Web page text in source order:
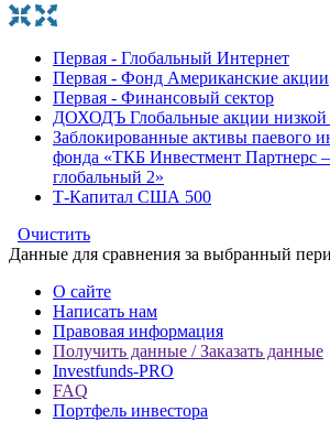
Первая - Глобальный Интернет
Первая - Фонд Американские акции
Первая - Финансовый сектор
ДОХОДЪ Глобальные акции низкой
Заблокированные активы паевого
фонда «ТКБ Инвестмент Партнерс
глобальный 2»
Т-Капитал США 500
Очистить
Данные для сравнения за выбранный
О сайте
Написать нам
Правовая информация
Получить данные / Заказать данные
Investfunds-PRO
FAQ
Портфель инвестора